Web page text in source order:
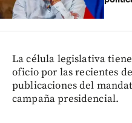
La célula legislativa
oficio por las recientes
publicaciones del
campaña presidencial.